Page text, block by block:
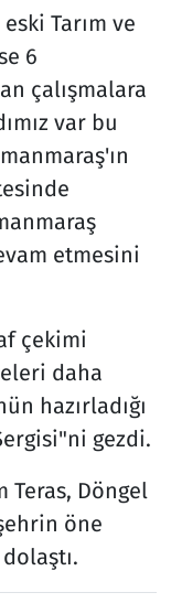
Tarım ve
6
çalışmalara
var bu
etmesini
çekimi
daha
hazırladığı
gezdi.
Teras, Döngel
öne